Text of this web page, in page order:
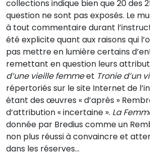
collections indique bien que 20 des
question ne sont pas exposés. Le
à tout commentaire durant
été explicite quant aux raisons qui
pas mettre en lumière certains
remettant en question leurs
d’une vieille femmeet Tronie d’un
répertoriés sur le site Internet de
étant des œuvres « d’après »
d’attribution « incertaine ». La
donnée par Bredius comme un
non plus réussi à convaincre et
dans les réserves…